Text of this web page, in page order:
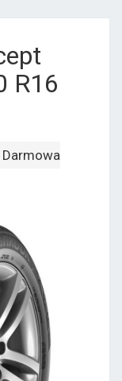
R16
Darmowa